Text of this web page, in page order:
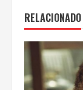
RELACIONADO